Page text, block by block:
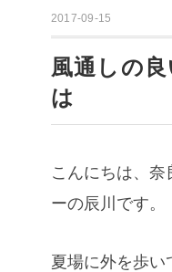
2017-09-15
風通しの
は
こんにちは、
ーの辰川です。
夏場に外を歩い